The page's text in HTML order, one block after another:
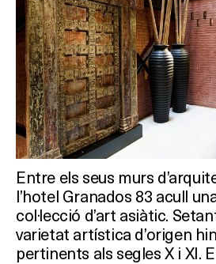
Entre els seus murs
l’hotel Granados 83 acull
col·lecció d’art asiàtic.
varietat artística d’origen
pertinents als segles X i XI.